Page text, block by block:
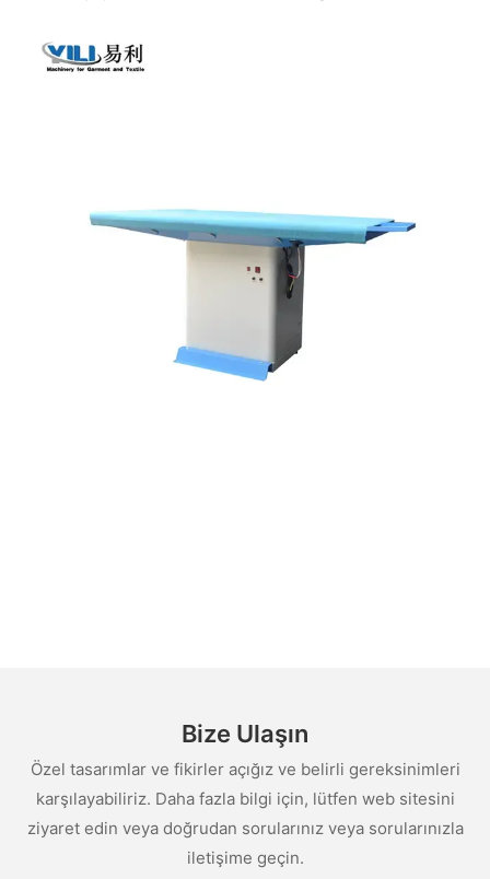
Bize Ulaşın
Özel tasarımlar ve fikirler açığız ve belirli gereksinimleri
karşılayabiliriz. Daha fazla bilgi için, lütfen web sitesini
ziyaret edin veya doğrudan sorularınız veya sorularınızla
iletişime geçin.